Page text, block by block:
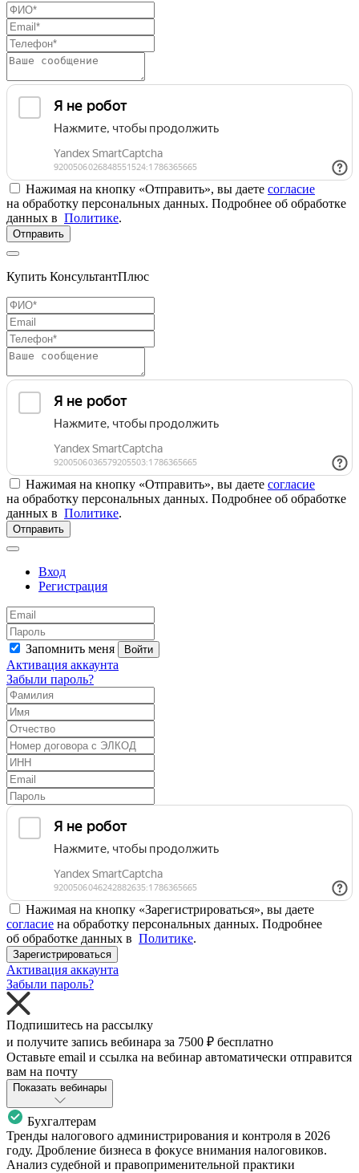
Нажимая на кнопку «Отправить», вы даете согласие
на обработку персональных данных. Подробнее об обработке
данных в Политике.
Отправить
Купить КонсультантПлюс
Нажимая на кнопку «Отправить», вы даете согласие
на обработку персональных данных. Подробнее об обработке
данных в Политике.
Отправить
Вход
Регистрация
Запомнить меня Войти
Активация аккаунта
Забыли пароль?
Нажимая на кнопку «Зарегистрироваться», вы даете
согласие на обработку персональных данных. Подробнее
об обработке данных в Политике.
Зарегистрироваться
Активация аккаунта
Забыли пароль?
Подпишитесь на рассылку
и получите запись вебинара за 7500 ₽ бесплатно
Оставьте email и ссылка на вебинар автоматически отправится
вам на почту
Показать вебинары
Бухгалтерам
Тренды налогового администрирования и контроля в 2026
году. Дробление бизнеса в фокусе внимания налоговиков.
Анализ судебной и правоприменительной практики